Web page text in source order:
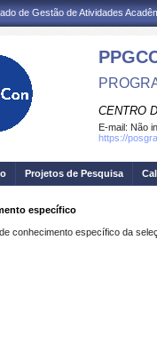
de Gestão de Atividades
CENTRO
E-mail: Não
https://
Projetos de Pesquisa
específico
conhecimento específico da